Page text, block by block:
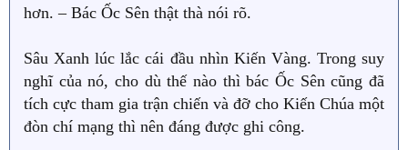
hơn. – Bác Ốc Sên thật thà nói rõ.
Sâu Xanh lúc lắc cái đầu nhìn Kiến Vàng. Trong suy
nghĩ của nó, cho dù thế nào thì bác Ốc Sên cũng đã
tích cực tham gia trận chiến và đỡ cho Kiến Chúa một
đòn chí mạng thì nên đáng được ghi công.